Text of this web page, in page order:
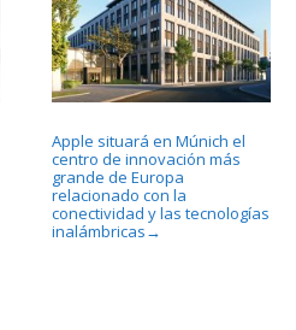
Apple situará en Múnich el
centro de innovación más
grande de Europa
relacionado con la
conectividad y las tecnologías
inalámbricas →